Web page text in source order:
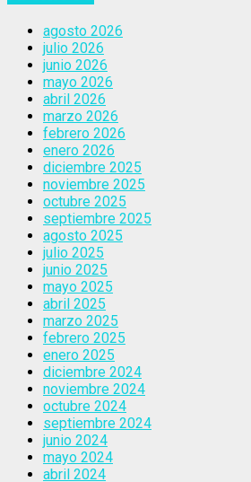
agosto 2026
julio 2026
junio 2026
mayo 2026
abril 2026
marzo 2026
febrero 2026
enero 2026
diciembre 2025
noviembre 2025
octubre 2025
septiembre 2025
agosto 2025
julio 2025
junio 2025
mayo 2025
abril 2025
marzo 2025
febrero 2025
enero 2025
diciembre 2024
noviembre 2024
octubre 2024
septiembre 2024
junio 2024
mayo 2024
abril 2024